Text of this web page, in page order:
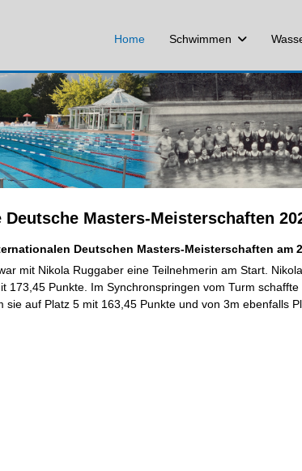
Home Schwimmen
Masters-Meisterschaften
Deutschen Masters-Meisterschaften am
mit Nikola Ruggaber eine Teilnehmerin am Start.
173,45 Punkte. Im Synchronspringen vom Turm
sie auf Platz 5 mit 163,45 Punkte und von 3m ebenfalls